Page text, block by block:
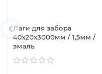
Лаги для забора
40х20x3000мм / 1,5мм /
эмаль